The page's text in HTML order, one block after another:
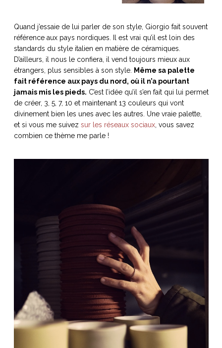
Quand j’essaie de lui parler de son style, Giorgio fait souvent
référence aux pays nordiques. Il est vrai qu’il est loin des
standards du style italien en matière de céramiques.
D’ailleurs, il nous le confiera, il vend toujours mieux aux
étrangers, plus sensibles à son style. Même sa palette
fait référence aux pays du nord, où il n’a pourtant
jamais mis les pieds. C’est l’idée qu’il s’en fait qui lui permet
de créer, 3, 5, 7, 10 et maintenant 13 couleurs qui vont
divinement bien les unes avec les autres. Une vraie palette,
et si vous me suivez sur les réseaux sociaux, vous savez
combien ce thème me parle !